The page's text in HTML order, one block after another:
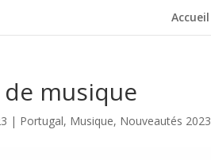
Accueil
musique
| Portugal, Musique, Nouveautés 2023